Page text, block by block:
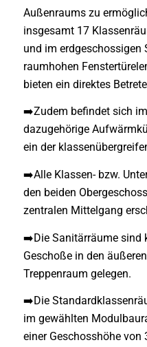
Außenraums zu
insgesamt 17
und im erdgeschossigen
raumhohen
bieten ein direktes
➡️Zudem befindet sich
dazugehörige
ein der
➡️Alle Klassen- bzw.
den beiden
zentralen Mittelgang
➡️Die Sanitärräume sind
Geschoße in den
Treppenraum gelegen.
➡️Die
im gewählten
einer Geschosshöhe von